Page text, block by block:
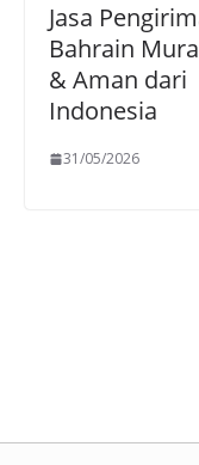
Jasa
Bahrain
& Aman dari
Indonesia
31/05/2026